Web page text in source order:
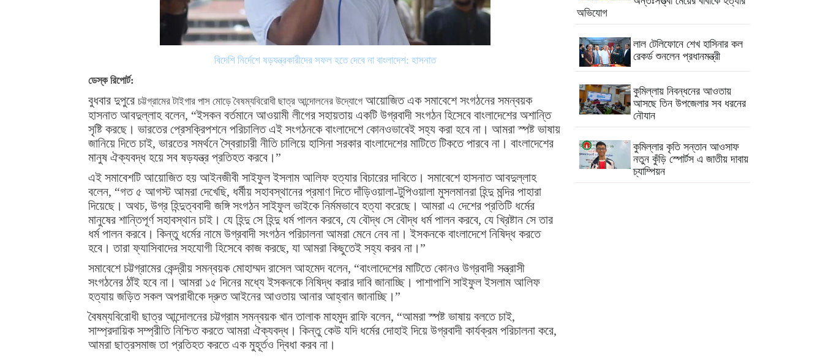
বিদেশি নির্দেশে ষড়যন্ত্রকারীদের সফল হতে দেবে না বাংলাদেশ: হাসনাত
ডেস্ক রিপোর্ট:
বুধবার দুপুরে চট্টগ্রামের টাইগার পাস মোড়ে বৈষম্যবিরোধী ছাত্র আন্দোলনের উদ্যোগে আয়োজিত এক সমাবেশে সংগঠনের সমন্বয়ক
হাসনাত আবদুল্লাহ বলেন, “ইসকন বর্তমানে আওয়ামী লীগের সহায়তায় একটি উগ্রবাদী সংগঠন হিসেবে বাংলাদেশের অশান্তি
সৃষ্টি করছে। ভারতের প্রেসক্রিপশনে পরিচালিত এই সংগঠনকে বাংলাদেশে কোনওভাবেই সহ্য করা হবে না। আমরা স্পষ্ট ভাষায়
জানিয়ে দিতে চাই, ভারতের সমর্থনে স্বৈরাচারী নীতি চালিয়ে হাসিনা সরকার বাংলাদেশের মাটিতে টিকতে পারবে না। বাংলাদেশের
মানুষ ঐক্যবদ্ধ হয়ে সব ষড়যন্ত্র প্রতিহত করবে।”
এই সমাবেশটি আয়োজিত হয় আইনজীবী সাইফুল ইসলাম আলিফ হত্যার বিচারের দাবিতে। সমাবেশে হাসনাত আবদুল্লাহ
বলেন, “গত ৫ আগস্ট আমরা দেখেছি, ধর্মীয় সহাবস্থানের প্রমাণ দিতে দাঁড়িওয়ালা-টুপিওয়ালা মুসলমানরা হিন্দু মন্দির পাহারা
দিয়েছে। অথচ, উগ্র হিন্দুত্ববাদী জঙ্গি সংগঠন সাইফুল ভাইকে নির্মমভাবে হত্যা করেছে। আমরা এ দেশের প্রতিটি ধর্মের
মানুষের শান্তিপূর্ণ সহাবস্থান চাই। যে হিন্দু সে হিন্দু ধর্ম পালন করবে, যে বৌদ্ধ সে বৌদ্ধ ধর্ম পালন করবে, যে খ্রিষ্টান সে তার
ধর্ম পালন করবে। কিন্তু ধর্মের নামে উগ্রবাদী সংগঠন পরিচালনা আমরা মেনে নেব না। ইসকনকে বাংলাদেশে নিষিদ্ধ করতে
হবে। তারা ফ্যাসিবাদের সহযোগী হিসেবে কাজ করছে, যা আমরা কিছুতেই সহ্য করব না।”
সমাবেশে চট্টগ্রামের কেন্দ্রীয় সমন্বয়ক মোহাম্মদ রাসেল আহমেদ বলেন, “বাংলাদেশের মাটিতে কোনও উগ্রবাদী সন্ত্রাসী
সংগঠনের ঠাঁই হবে না। আমরা ১৫ দিনের মধ্যে ইসকনকে নিষিদ্ধ করার দাবি জানাচ্ছি। পাশাপাশি সাইফুল ইসলাম আলিফ
হত্যায় জড়িত সকল অপরাধীকে দ্রুত আইনের আওতায় আনার আহ্বান জানাচ্ছি।”
বৈষম্যবিরোধী ছাত্র আন্দোলনের চট্টগ্রাম সমন্বয়ক খান তালাক মাহমুদ রাফি বলেন, “আমরা স্পষ্ট ভাষায় বলতে চাই,
সাম্প্রদায়িক সম্প্রীতি নিশ্চিত করতে আমরা ঐক্যবদ্ধ। কিন্তু কেউ যদি ধর্মের দোহাই দিয়ে উগ্রবাদী কার্যক্রম পরিচালনা করে,
আমরা ছাত্রসমাজ তা প্রতিহত করতে এক মুহূর্তও দ্বিধা করব না।
অভিযোগ
লাল টেলিফোনে শেখ হাসিনার কল
রেকর্ড শুনলেন প্রধানমন্ত্রী
কুমিল্লায় নিবন্ধনের আওতায়
আসছে তিন উপজেলার সব ধরনের
নৌযান
কুমিল্লার কৃতি সন্তান আওসাফ
নতুন কুঁড়ি স্পোর্টস এ জাতীয় দাবায়
চ্যাম্পিয়ন